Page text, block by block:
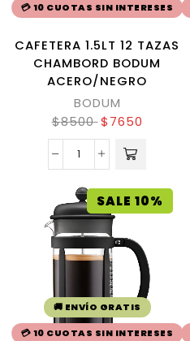
💳 10 CUOTAS SIN INTERESES
CAFETERA 1.5LT 12 TAZAS
CHAMBORD BODUM
ACERO/NEGRO
BODUM
$8500 $7650
SALE 10%
🚚 ENVÍO GRATIS
💳 10 CUOTAS SIN INTERESES